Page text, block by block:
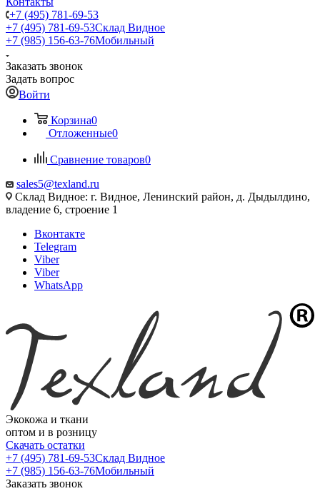
+7 (495) 781-69-53
+7 (495) 781-69-53Склад Видное
+7 (985) 156-63-76Мобильный
Заказать звонок
Задать вопрос
Войти
Корзина0
Отложенные0
Сравнение товаров0
sales5@texland.ru
Склад Видное: г. Видное, Ленинский район, д. Дыдылдино,
владение 6, строение 1
Вконтакте
Telegram
Viber
Viber
WhatsApp
Экокожа и ткани
оптом и в розницу
Скачать остатки
+7 (495) 781-69-53Склад Видное
+7 (985) 156-63-76Мобильный
Заказать звонок